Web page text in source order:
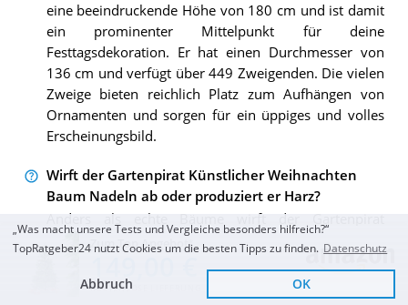
Zum Top Angebot
KOSTENLOSE LIEFERUNG
eine beeindruckende Höhe von 180 cm und ist damit
ein prominenter Mittelpunkt für deine
Festtagsdekoration. Er hat einen Durchmesser von
136 cm und verfügt über 449 Zweigenden. Die vielen
Zweige bieten reichlich Platz zum Aufhängen von
Ornamenten und sorgen für ein üppiges und volles
Erscheinungsbild.
Wirft der Gartenpirat Künstlicher Weihnachten
Baum Nadeln ab oder produziert er Harz?
Anders als echte Bäume wirft der Gartenpirat
Künstlicher Weihnachten Baum keine Nadeln ab und
produziert kein Harz. Das macht die Pflege und das
Aufräumen nach der Weihnachtszeit zum Kinderspiel
„Was macht unsere Tests und Vergleiche besonders hilfreich?“
TopRatgeber24 nutzt Cookies um die besten Tipps zu finden. Datenschutz
Abbruch OK